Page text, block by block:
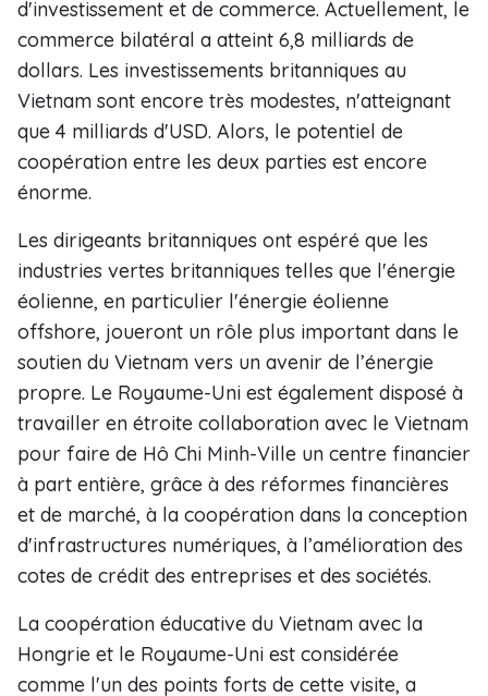
d'investissement et de commerce. Actuellement, le
commerce bilatéral a atteint 6,8 milliards de
dollars. Les investissements britanniques au
Vietnam sont encore très modestes, n'atteignant
que 4 milliards d'USD. Alors, le potentiel de
coopération entre les deux parties est encore
énorme.
Les dirigeants britanniques ont espéré que les
industries vertes britanniques telles que l'énergie
éolienne, en particulier l'énergie éolienne
offshore, joueront un rôle plus important dans le
soutien du Vietnam vers un avenir de l’énergie
propre. Le Royaume-Uni est également disposé à
travailler en étroite collaboration avec le Vietnam
pour faire de Hô Chi Minh-Ville un centre financier
à part entière, grâce à des réformes financières
et de marché, à la coopération dans la conception
d'infrastructures numériques, à l’amélioration des
cotes de crédit des entreprises et des sociétés.
La coopération éducative du Vietnam avec la
Hongrie et le Royaume-Uni est considérée
comme l'un des points forts de cette visite, a